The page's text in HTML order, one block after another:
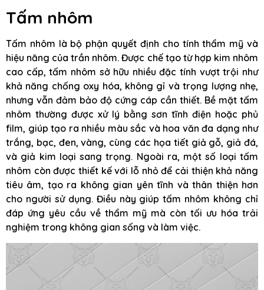
Tấm nhôm
Tấm nhôm là bộ phận quyết định cho tính thẩm mỹ và
hiệu năng của trần nhôm. Được chế tạo từ hợp kim nhôm
cao cấp, tấm nhôm sở hữu nhiều đặc tính vượt trội như
khả năng chống oxy hóa, không gỉ và trọng lượng nhẹ,
nhưng vẫn đảm bảo độ cứng cáp cần thiết. Bề mặt tấm
nhôm thường được xử lý bằng sơn tĩnh điện hoặc phủ
film, giúp tạo ra nhiều màu sắc và hoa văn đa dạng như
trắng, bạc, đen, vàng, cùng các họa tiết giả gỗ, giả đá,
và giả kim loại sang trọng. Ngoài ra, một số loại tấm
nhôm còn được thiết kế với lỗ nhỏ để cải thiện khả năng
tiêu âm, tạo ra không gian yên tĩnh và thân thiện hơn
cho người sử dụng. Điều này giúp tấm nhôm không chỉ
đáp ứng yêu cầu về thẩm mỹ mà còn tối ưu hóa trải
nghiệm trong không gian sống và làm việc.